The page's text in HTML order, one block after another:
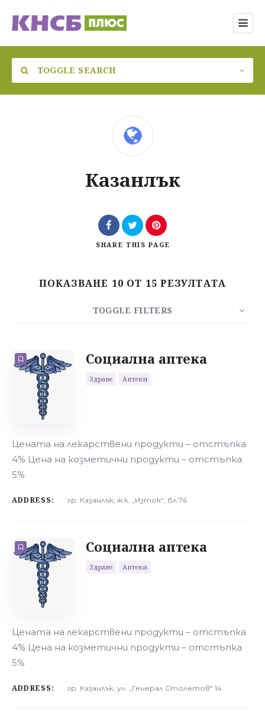
TOGGLE SEARCH
Местоположение
Търсене
Казанлък
SHARE THIS PAGE
ПОКАЗВАНЕ 10 ОТ 15 РЕЗУЛТАТА
TOGGLE FILTERS
БРОЙ 10 Социална аптека
Здраве Аптеки
Цената на лекарствени продукти – отстъпка
4% Цена на козметични продукти – отстъпка
5%
ADDRESS: гр. Казанлък, ж.к. „Изток“, бл.76
Социална аптека
Здраве Аптеки
Цената на лекарствени продукти – отстъпка
4% Цена на козметични продукти – отстъпка
5%
ADDRESS: гр. Казанлък, ул. „Генерал Столетов“ 14